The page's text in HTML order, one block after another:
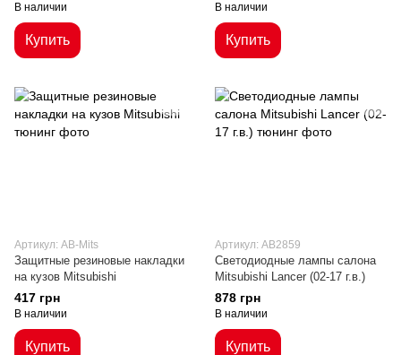
В наличии
Купить
В наличии
Купить
Артикул: AB-Mits
Защитные резиновые накладки
на кузов Mitsubishi
417 грн
В наличии
Купить
Артикул: AB2859
Светодиодные лампы салона
Mitsubishi Lancer (02-17 г.в.)
878 грн
В наличии
Купить